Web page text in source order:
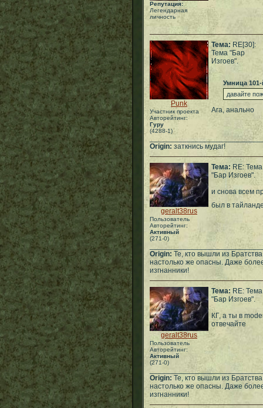
Репутация:
Легендарная
личность
Punk
Участник проекта
Авторейтинг:
Гуру
(4288-1)
Тема: RE[30]:
Тема "Бар
Изгоев".
Умница 101-
давайте
Ага, анально
Origin: заткнись мудаг!
geralt38rus
Пользователь
Авторейтинг:
Активный
(271-0)
Тема: RE: Тема
"Бар Изгоев".
и снова всем
был в
Origin: Те, кто вышли из
настолько же опасны. Даже
изгнанники!
geralt38rus
Пользователь
Авторейтинг:
Активный
(271-0)
Тема: RE: Тема
"Бар Изгоев".
КГ, а ты в
отвечайте
Origin: Те, кто вышли из
настолько же опасны. Даже
изгнанники!